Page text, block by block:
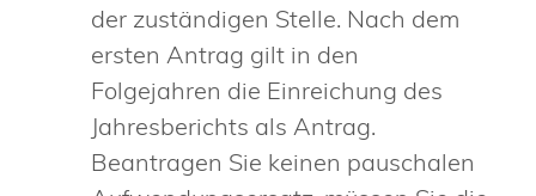
der zuständigen Stelle. Nach dem
ersten Antrag gilt in den
Folgejahren die Einreichung des
Jahresberichts als Antrag.
Beantragen Sie keinen pauschalen